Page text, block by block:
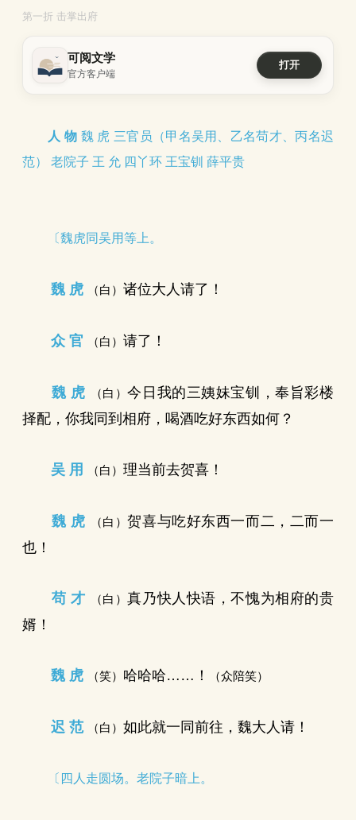
第一折 击掌出府
可阅文学
官方客户端
打开
人 物 魏 虎 三官员（甲名吴用、乙名苟才、丙名迟
范） 老院子 王 允 四丫环 王宝钏 薛平贵
〔魏虎同吴用等上。
魏 虎 （白） 诸位大人请了！
众 官 （白） 请了！
魏 虎 （白）今日我的三姨妹宝钏，奉旨彩楼
择配，你我同到相府，喝酒吃好东西如何？
吴 用 （白） 理当前去贺喜！
魏 虎 （白）贺喜与吃好东西一而二，二而一
也！
苟 才 （白）真乃快人快语，不愧为相府的贵
婿！
魏 虎 （笑） 哈哈哈……！ （众陪笑）
迟 范 （白） 如此就一同前往，魏大人请！
〔四人走圆场。老院子暗上。